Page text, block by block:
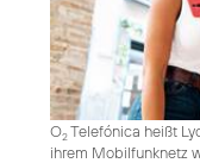
O2Telefónica heißt
ihrem Mobilfunknetz